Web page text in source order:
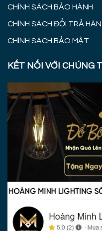
CHÍNH SÁCH BẢO HÀNH
CHÍNH SÁCH ĐỔI TRẢ
CHÍNH SÁCH BẢO MẬT
KẾT NỐI VỚI CHÚNG